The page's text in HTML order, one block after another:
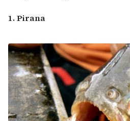
1. Pirana